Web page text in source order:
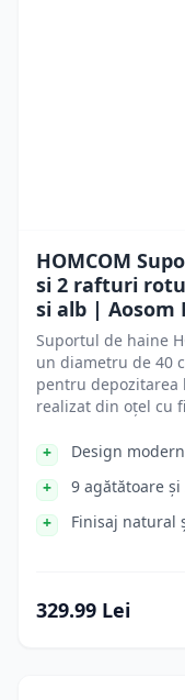
HOMCOM
si 2 rafturi
si alb | Aosom
Suportul de haine
un diametru de 40
pentru depozitarea
realizat din oțel cu
Design
9 agătătoare
Finisaj natural
329.99 Lei